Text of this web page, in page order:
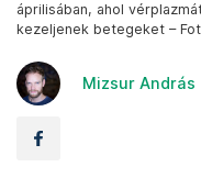
áprilisában, ahol
kezeljenek betegeket –
Mizsur András